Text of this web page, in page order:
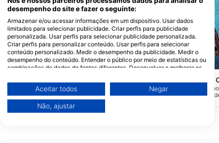
Mares, Predrag Vuckovic
Possivelmente o mergulho mais ao sul da
Costa Brava, a 800 metros da costa de
Sa Palomera, a uma profundidade de 30
metros e na confluência do cano de
Mares, Janez Kranjc
Els Tres Arcs - Els
Esse ponto de
profundidade máxima
granito, onde você
desempenho do site e fazer o seguinte:
Armazenar e/ou acessar informações em um dispositivo. Usar dados
limitados para selecionar publicidade. Criar perfis para publicidade
personalizada. Usar perfis para selecionar publicidade personalizada.
Criar perfis para personalizar conteúdo. Usar perfis para selecionar
conteúdo personalizado. Medir o desempenho da publicidade. Medir o
desempenho do conteúdo. Entender o público por meio de estatísticas ou
combinações de dados de fontes diferentes. Desenvolver e melhorar os
Você pode encontrar mais informações sobre o uso de dados pelo Google
aqui: https://business.safety.google/privacy/
Os dados podem ser partilhados fora da União Europeia e enviados para
Aceitar todos Negar
Não, ajustar